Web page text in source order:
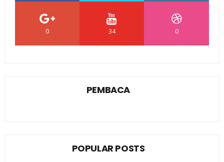
0 34 0
PEMBACA
POPULAR POSTS